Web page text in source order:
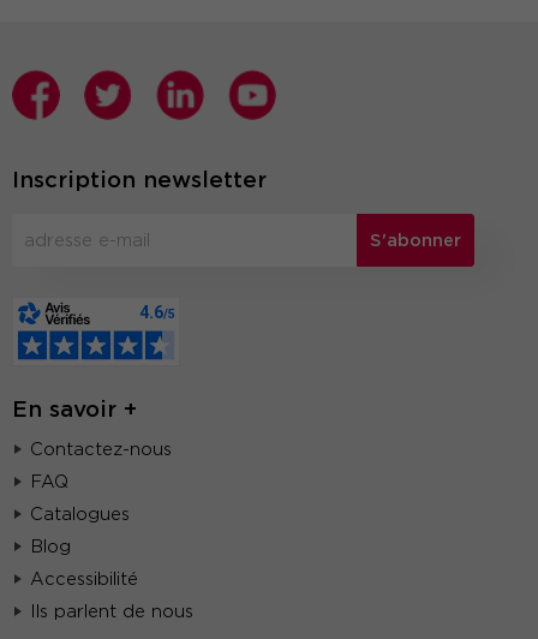
Inscription newsletter
S'abonner
En savoir +
Contactez-nous
FAQ
Catalogues
Blog
Accessibilité
Ils parlent de nous